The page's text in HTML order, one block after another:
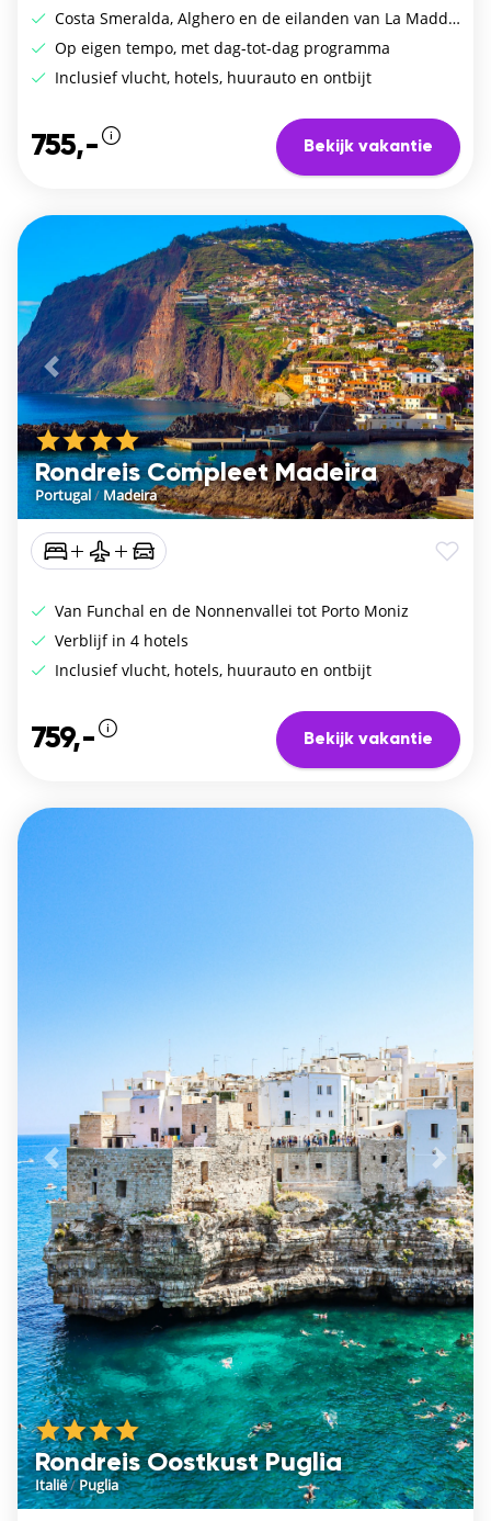
Costa Smeralda, Alghero en de eilanden van La Maddalena
Op eigen tempo, met dag-tot-dag programma
Inclusief vlucht, hotels, huurauto en ontbijt
755,- Bekijk vakantie
Rondreis Compleet Madeira
Portugal/Madeira
Vorige De
Van Funchal en de Nonnenvallei tot Porto Moniz
Verblijf in 4 hotels
Inclusief vlucht, hotels, huurauto en ontbijt
759,- Bekijk vakantie
Rondreis Oostkust Puglia
Italië/Puglia
Vorige De